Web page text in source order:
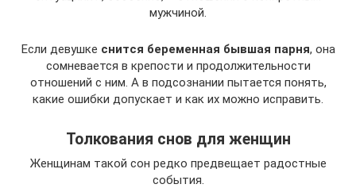
мужчиной.
Если девушке снится беременная бывшая парня, она
сомневается в крепости и продолжительности
отношений с ним. А в подсознании пытается понять,
какие ошибки допускает и как их можно исправить.
Толкования снов для женщин
Женщинам такой сон редко предвещает радостные
события.